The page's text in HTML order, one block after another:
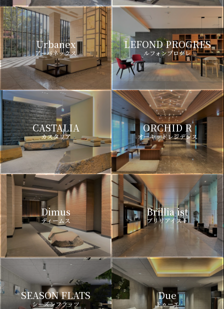
Urbanex
アーバネックス
LEFOND PROGRES
ルフォンプログレ
CASTALIA
カスタリア
ORCHID R
オーキッドレジデンス
Dimus
ディームス
Brillia ist
ブリリアイスト
SEASON FLATS
シーズンフラッツ
Due
ドゥーエ